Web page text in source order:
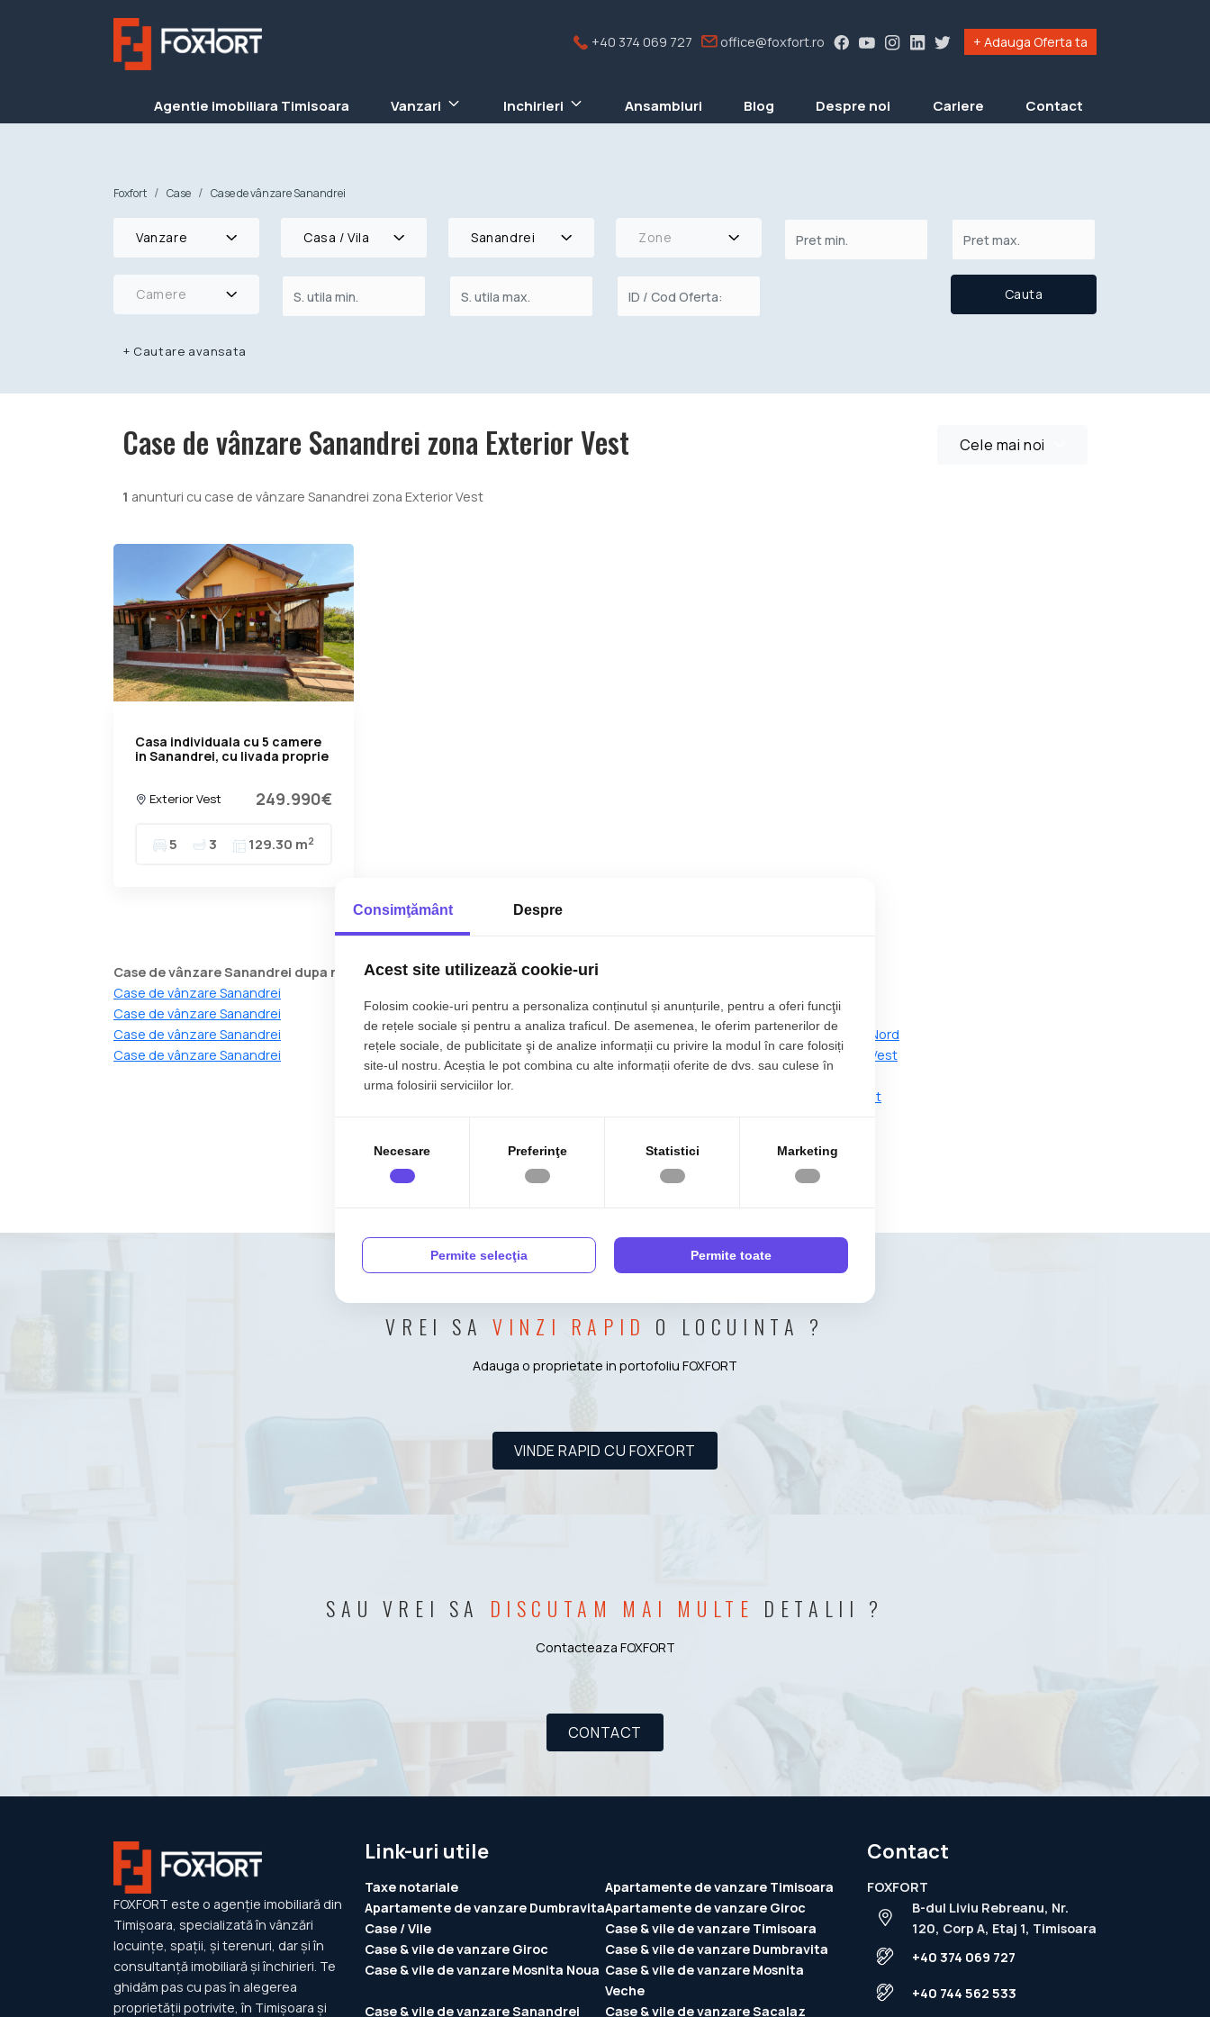
+40 374 069 727 office@foxfort.ro + Adauga Oferta ta
Agentie imobiliara Timisoara Vanzari Inchirieri Ansambluri Blog Despre noi Cariere Contact
Foxfort Case Case de vânzare Sanandrei
Vanzare Casa / Vila Sanandrei Zone
Camere Cauta
+ Cautare avansata
Case de vânzare Sanandrei zona Exterior Vest
1 anunturi cu case de vânzare Sanandrei zona Exterior Vest
Cele mai noi
Casa individuala cu 5 camere
in Sanandrei, cu livada proprie
Exterior Vest 249.990€
5 3 129.30 m2
Case de vânzare Sanandrei dupa numarul de camere
Case de vânzare Sanandrei
Case de vânzare Sanandrei
Case de vânzare Sanandrei
Case de vânzare Sanandrei
Case de vânzare Sanandrei zona Est
Case de vânzare Sanandrei zona Exterior Nord
Case de vânzare Sanandrei zona Exterior Vest
Case de vânzare Sanandrei zona Nord
Case de vânzare Sanandrei zona Nord-Vest
Case de vânzare Sanandrei zona Sud-Vest
Case de vânzare Sanandrei zona Vest
VREI SAVINZI RAPID O LOCUINTA ?
Adauga o proprietate in portofoliu FOXFORT
VINDE RAPID CU FOXFORT
SAU VREI SA DISCUTAM MAI MULTE DETALII ?
Contacteaza FOXFORT
CONTACT
FOXFORT este o agenție imobiliară din
Timișoara, specializată în vânzări
locuințe, spații, și terenuri, dar și în
consultanță imobiliară și închirieri. Te
ghidăm pas cu pas în alegerea
proprietății potrivite, în Timișoara și
Link-uri utile
Taxe notariale
Apartamente de vanzare Timisoara
Apartamente de vanzare DumbravitaApartamente de vanzare Giroc
Case / Vile
Case & vile de vanzare Timisoara
Case & vile de vanzare Giroc
Case & vile de vanzare Dumbravita
Case & vile de vanzare Mosnita Noua Case & vile de vanzare Mosnita
Veche
Case & vile de vanzare Sanandrei
Case & vile de vanzare Sacalaz
Contact
FOXFORT
B-dul Liviu Rebreanu, Nr.
120, Corp A, Etaj 1, Timisoara
+40 374 069 727
+40 744 562 533
Consimţământ Despre
Acest site utilizează cookie-uri
Folosim cookie-uri pentru a personaliza conținutul și anunțurile, pentru a oferi funcţii
de rețele sociale și pentru a analiza traficul. De asemenea, le oferim partenerilor de
rețele sociale, de publicitate şi de analize informații cu privire la modul în care folosiți
site-ul nostru. Aceștia le pot combina cu alte informații oferite de dvs. sau culese în
urma folosirii serviciilor lor.
Necesare Preferinţe Statistici Marketing
Permite selecţia Permite toate